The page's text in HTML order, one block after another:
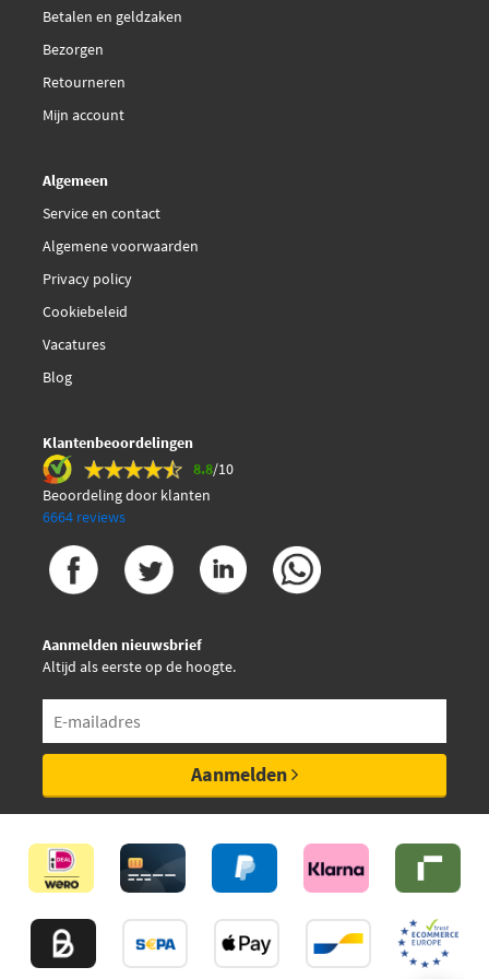
Betalen en geldzaken
Bezorgen
Retourneren
Mijn account
Algemeen
Service en contact
Algemene voorwaarden
Privacy policy
Cookiebeleid
Vacatures
Blog
Klantenbeoordelingen
8.8/10
Beoordeling door klanten
6664 reviews
Aanmelden nieuwsbrief
Altijd als eerste op de hoogte.
Aanmelden